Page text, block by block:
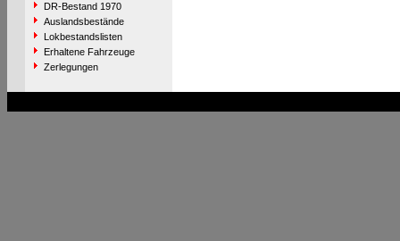
DR-Bestand 1970
Auslandsbestände
Lokbestandslisten
Erhaltene Fahrzeuge
Zerlegungen